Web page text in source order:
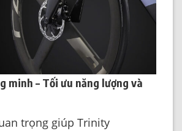
minh – Tối ưu năng lượng và
trọng giúp Trinity